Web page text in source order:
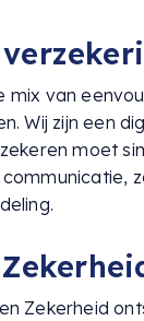
mix van
Wij zijn een
moet
Zekerheid